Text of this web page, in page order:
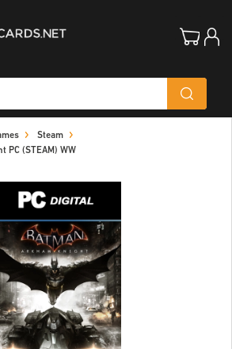
Steam
PC (STEAM) WW